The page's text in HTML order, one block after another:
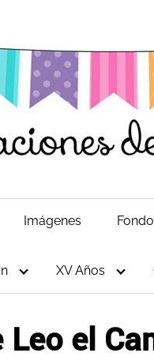
Imágenes
XV Años
el